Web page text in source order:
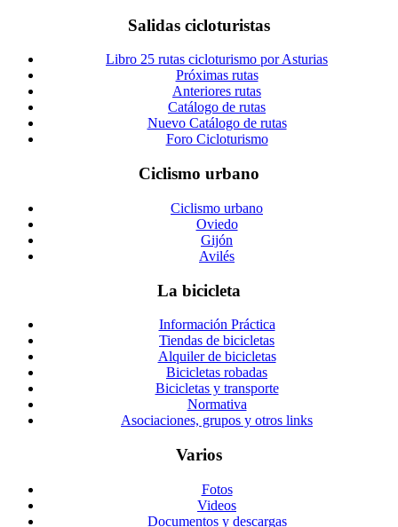
Salidas cicloturistas
Libro 25 rutas cicloturismo por Asturias
Próximas rutas
Anteriores rutas
Catálogo de rutas
Nuevo Catálogo de rutas
Foro Cicloturismo
Ciclismo urbano
Ciclismo urbano
Oviedo
Gijón
Avilés
La bicicleta
Información Práctica
Tiendas de bicicletas
Alquiler de bicicletas
Bicicletas robadas
Bicicletas y transporte
Normativa
Asociaciones, grupos y otros links
Varios
Fotos
Videos
Documentos y descargas